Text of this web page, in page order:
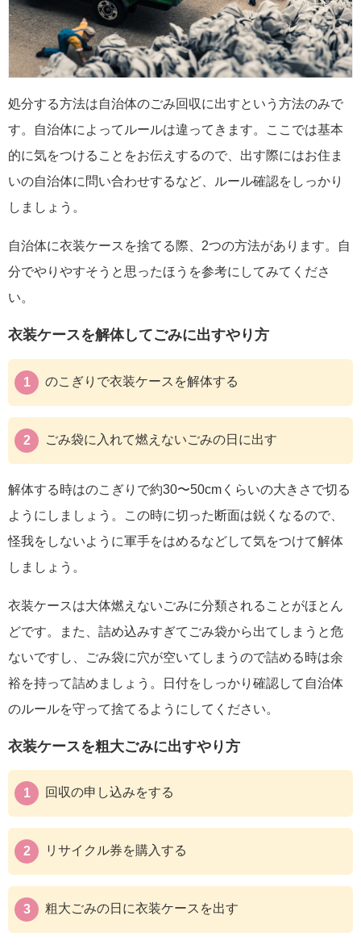
処分する方法は自治体のごみ回収に出すという方法のみで
す。自治体によってルールは違ってきます。ここでは基本
的に気をつけることをお伝えするので、出す際にはお住ま
いの自治体に問い合わせするなど、ルール確認をしっかり
しましょう。
自治体に衣装ケースを捨てる際、2つの方法があります。自
分でやりやすそうと思ったほうを参考にしてみてくださ
い。
衣装ケースを解体してごみに出すやり方
のこぎりで衣装ケースを解体する
ごみ袋に入れて燃えないごみの日に出す
解体する時はのこぎりで約30〜50cmくらいの大きさで切る
ようにしましょう。この時に切った断面は鋭くなるので、
怪我をしないように軍手をはめるなどして気をつけて解体
しましょう。
衣装ケースは大体燃えないごみに分類されることがほとん
どです。また、詰め込みすぎてごみ袋から出てしまうと危
ないですし、ごみ袋に穴が空いてしまうので詰める時は余
裕を持って詰めましょう。日付をしっかり確認して自治体
のルールを守って捨てるようにしてください。
衣装ケースを粗大ごみに出すやり方
回収の申し込みをする
リサイクル券を購入する
粗大ごみの日に衣装ケースを出す